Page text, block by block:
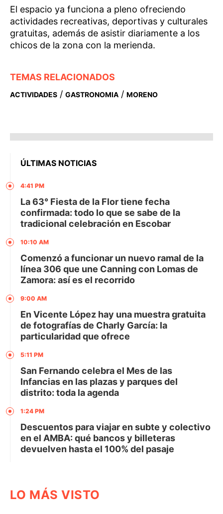
El espacio ya funciona a pleno ofreciendo
actividades recreativas, deportivas y culturales
gratuitas, además de asistir diariamente a los
chicos de la zona con la merienda.
TEMAS RELACIONADOS
ACTIVIDADES / GASTRONOMIA / MORENO
ÚLTIMAS NOTICIAS
4:41 PM
La 63° Fiesta de la Flor tiene fecha
confirmada: todo lo que se sabe de la
tradicional celebración en Escobar
10:10 AM
Comenzó a funcionar un nuevo ramal de la
línea 306 que une Canning con Lomas de
Zamora: así es el recorrido
9:00 AM
En Vicente López hay una muestra gratuita
de fotografías de Charly García: la
particularidad que ofrece
5:11 PM
San Fernando celebra el Mes de las
Infancias en las plazas y parques del
distrito: toda la agenda
1:24 PM
Descuentos para viajar en subte y colectivo
en el AMBA: qué bancos y billeteras
devuelven hasta el 100% del pasaje
LO MÁS VISTO